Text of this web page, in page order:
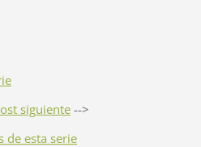
siguiente-->
de esta serie